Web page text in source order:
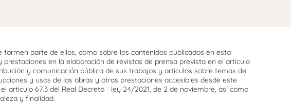
parte de ellos, como sobre los contenidos publicados en esta
en la elaboración de revistas de prensa prevista en el artículo
y comunicación pública de sus trabajos y artículos sobre temas de
y usos de las obras y otras prestaciones accesibles desde este
67.3 del Real Decreto - ley 24/2021, de 2 de noviembre, así como
y finalidad.